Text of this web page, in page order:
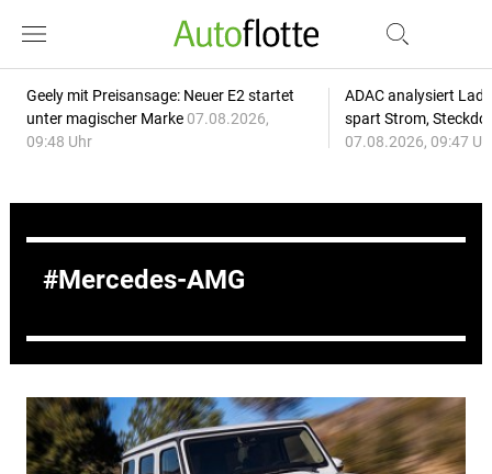
Geely mit Preisansage: Neuer E2 startet
unter magischer Marke 07.08.2026,
09:48 Uhr
ADAC analysiert
spart Strom,
07.08.2026, 09:47
Mercedes-AMG